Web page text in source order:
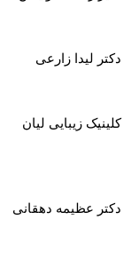
دکتر لیدا زارعی
کلینیک زیبایی لیان
دکتر عظیمه دهقانی